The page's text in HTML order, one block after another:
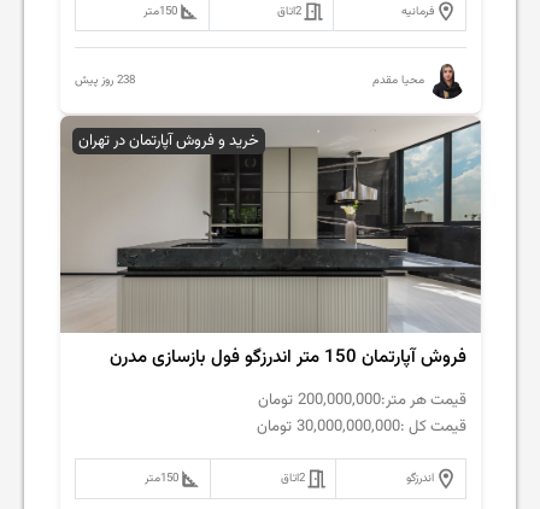
فرمانیه 2اتاق 150متر
محیا مقدم 238 روز پیش
خرید و فروش آپارتمان در تهران
فروش‌ آپارتمان 150 متر اندرزگو فول بازسازی مدرن
قیمت هر متر:200,000,000 تومان
قیمت کل :30,000,000,000 تومان
اندرزگو 2اتاق 150متر